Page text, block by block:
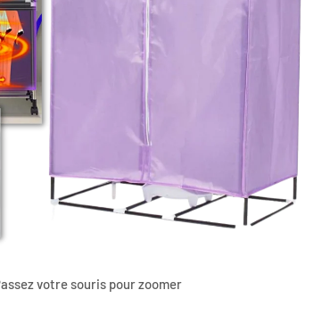
votre souris pour zoomer